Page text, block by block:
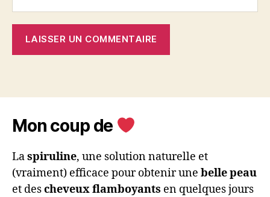
Mon coup de
Laspiruline, une solution naturelle et
(vraiment) efficace pour obtenir une belle peau
et descheveux flamboyants en quelques jours